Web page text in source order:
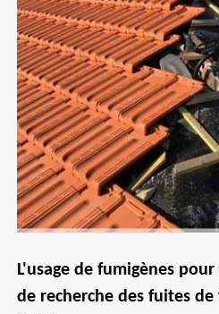
L'usage de fumigènes
de recherche des fuites